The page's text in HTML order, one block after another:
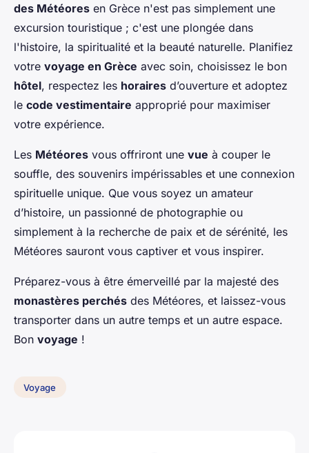
des Météores en Grèce n'est pas simplement une
excursion touristique ; c'est une plongée dans
l'histoire, la spiritualité et la beauté naturelle. Planifiez
votre voyage en Grèce avec soin, choisissez le bon
hôtel, respectez les horaires d’ouverture et adoptez
le code vestimentaire approprié pour maximiser
votre expérience.
Les Météores vous offriront une vue à couper le
souffle, des souvenirs impérissables et une connexion
spirituelle unique. Que vous soyez un amateur
d’histoire, un passionné de photographie ou
simplement à la recherche de paix et de sérénité, les
Météores sauront vous captiver et vous inspirer.
Préparez-vous à être émerveillé par la majesté des
monastères perchés des Météores, et laissez-vous
transporter dans un autre temps et un autre espace.
Bon voyage !
Voyage